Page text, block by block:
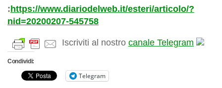
:https://www.diariodelweb.it/esteri/articolo/?
nid=20200207-545758
Iscriviti al nostro canale Telegram
Condividi:
Telegram